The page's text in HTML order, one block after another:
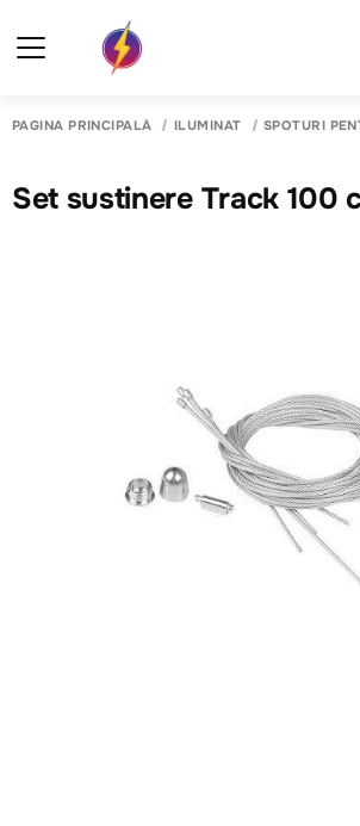
PAGINA PRINCIPALĂ ILUMINAT SPOTURI
Set sustinere Track 100